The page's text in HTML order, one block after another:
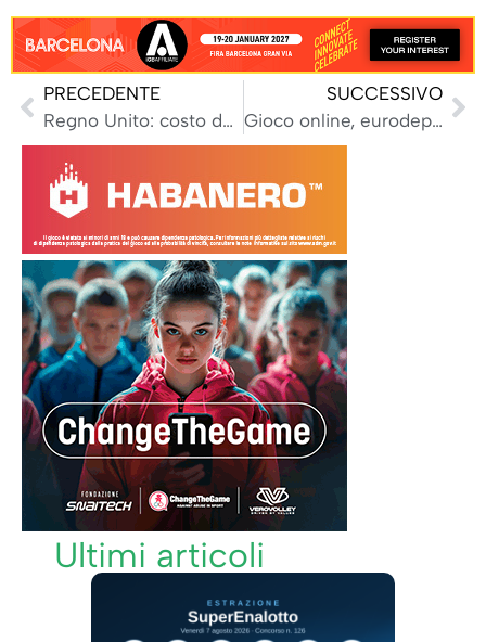
PRECEDENTE
Regno Unito: costo delle licenze di gioco in crescita per finanziare la Gambling Commission
SUCCESSIVO
Gioco online, eurodeputati S&D: ‘Serve un quadro armonizzato a livello Ue’
Ultimi articoli